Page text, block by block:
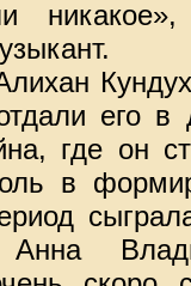
его в
где он
в
Анна